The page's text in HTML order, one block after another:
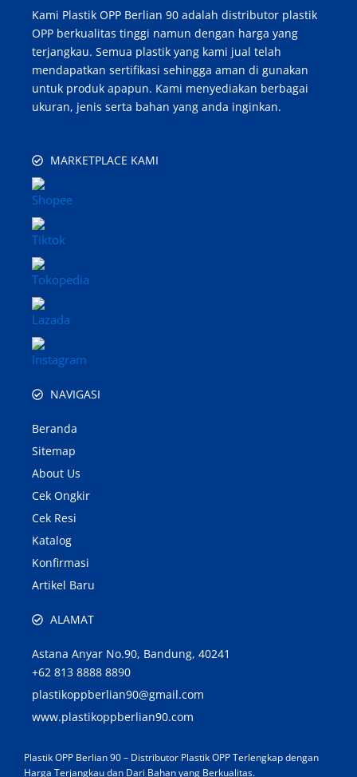
Kami Plastik OPP Berlian 90 adalah distributor plastik
OPP berkualitas tinggi namun dengan harga yang
terjangkau. Semua plastik yang kami jual telah
mendapatkan sertifikasi sehingga aman di gunakan
untuk produk apapun. Kami menyediakan berbagai
ukuran, jenis serta bahan yang anda inginkan.
MARKETPLACE KAMI
NAVIGASI
Beranda
Sitemap
About Us
Cek Ongkir
Cek Resi
Katalog
Konfirmasi
Artikel Baru
ALAMAT
Astana Anyar No.90, Bandung, 40241
+62 813 8888 8890
plastikoppberlian90@gmail.com
www.plastikoppberlian90.com
Plastik OPP Berlian 90 – Distributor Plastik OPP Terlengkap dengan
Harga Terjangkau dan Dari Bahan yang Berkualitas.